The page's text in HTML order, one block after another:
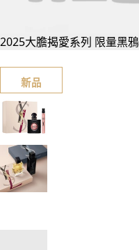
2025大膽揭愛系列 限量黑
新品